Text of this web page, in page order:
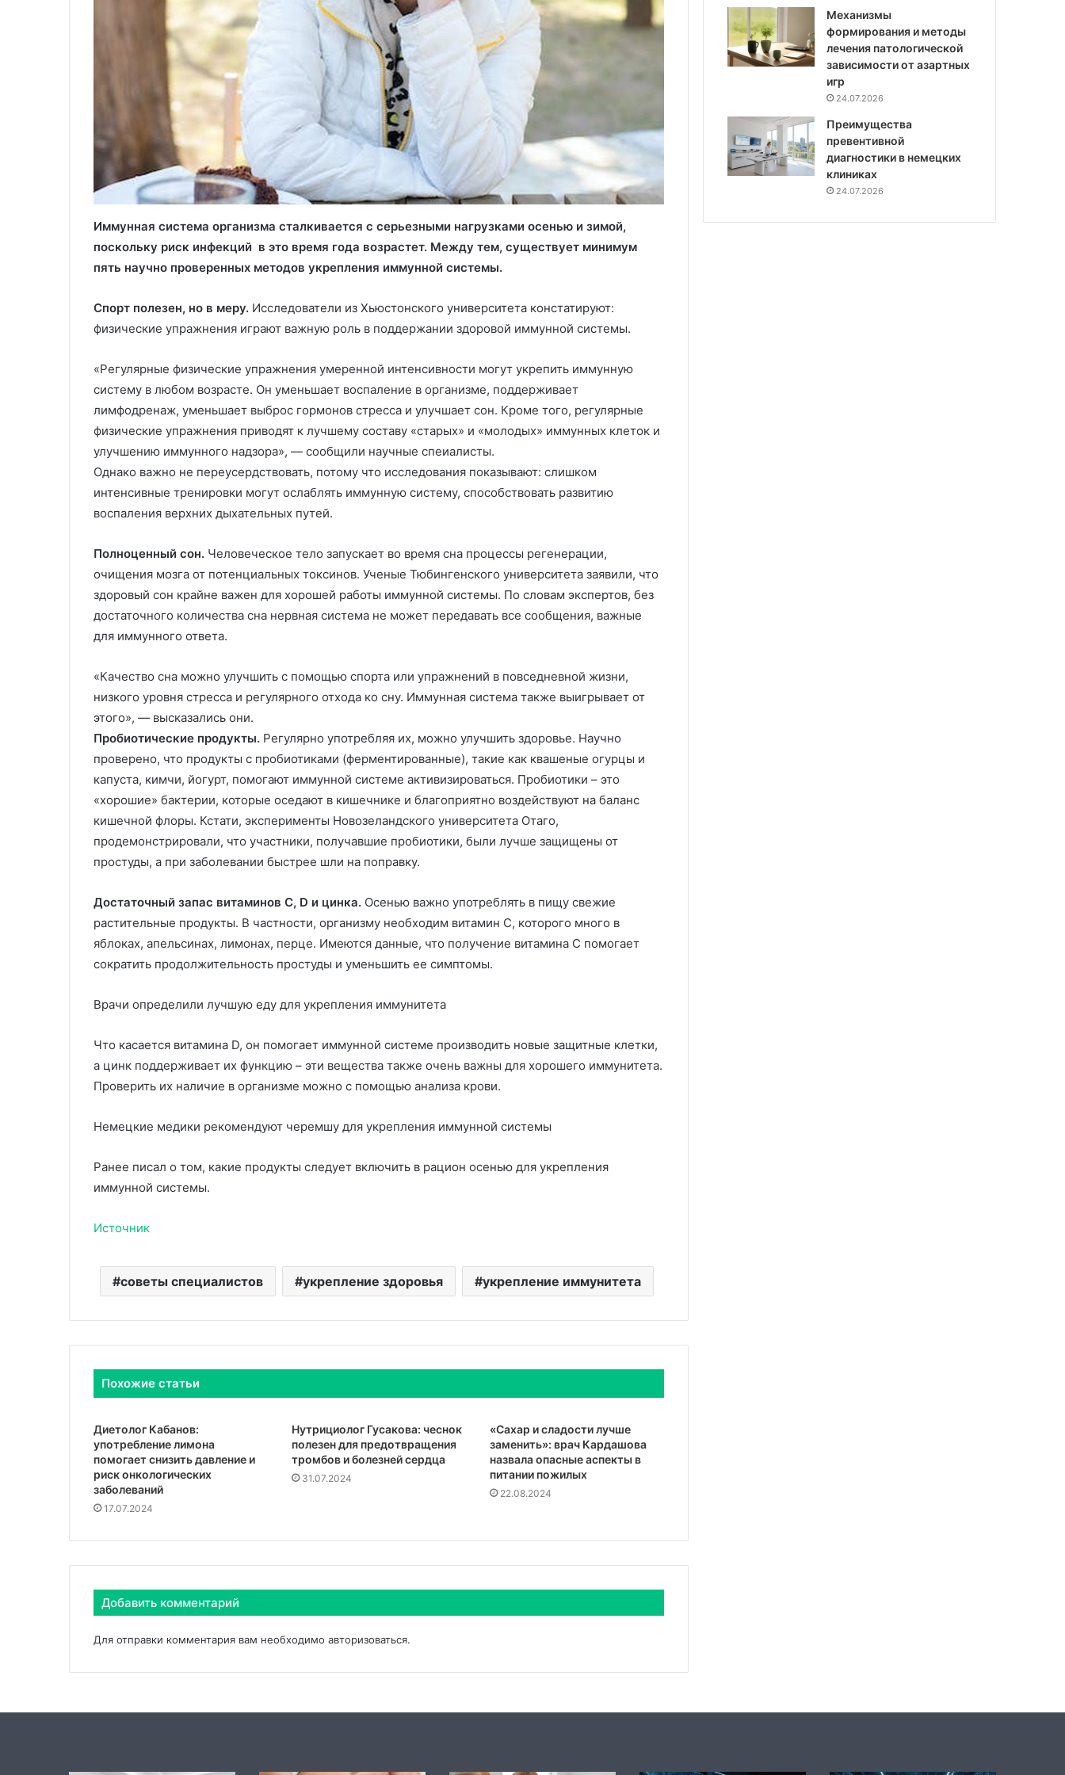
Иммунная система организма сталкивается с серьезными нагрузками осенью и зимой,
поскольку риск инфекций в это время года возрастет. Между тем, существует минимум
пять научно проверенных методов укрепления иммунной системы.
Спорт полезен, но в меру. Исследователи из Хьюстонского университета констатируют:
физические упражнения играют важную роль в поддержании здоровой иммунной системы.
«Регулярные физические упражнения умеренной интенсивности могут укрепить иммунную
систему в любом возрасте. Он уменьшает воспаление в организме, поддерживает
лимфодренаж, уменьшает выброс гормонов стресса и улучшает сон. Кроме того, регулярные
физические упражнения приводят к лучшему составу «старых» и «молодых» иммунных клеток и
улучшению иммунного надзора», — сообщили научные спеиалисты.
Однако важно не переусердствовать, потому что исследования показывают: слишком
интенсивные тренировки могут ослаблять иммунную систему, способствовать развитию
воспаления верхних дыхательных путей.
Полноценный сон. Человеческое тело запускает во время сна процессы регенерации,
очищения мозга от потенциальных токсинов. Ученые Тюбингенского университета заявили, что
здоровый сон крайне важен для хорошей работы иммунной системы. По словам экспертов, без
достаточного количества сна нервная система не может передавать все сообщения, важные
для иммунного ответа.
«Качество сна можно улучшить с помощью спорта или упражнений в повседневной жизни,
низкого уровня стресса и регулярного отхода ко сну. Иммунная система также выигрывает от
этого», — высказались они.
Пробиотические продукты. Регулярно употребляя их, можно улучшить здоровье. Научно
проверено, что продукты с пробиотиками (ферментированные), такие как квашеные огурцы и
капуста, кимчи, йогурт, помогают иммунной системе активизироваться. Пробиотики – это
«хорошие» бактерии, которые оседают в кишечнике и благоприятно воздействуют на баланс
кишечной флоры. Кстати, эксперименты Новозеландского университета Отаго,
продемонстрировали, что участники, получавшие пробиотики, были лучше защищены от
простуды, а при заболевании быстрее шли на поправку.
Достаточный запас витаминов С, D и цинка. Осенью важно употреблять в пищу свежие
растительные продукты. В частности, организму необходим витамин С, которого много в
яблоках, апельсинах, лимонах, перце. Имеются данные, что получение витамина С помогает
сократить продолжительность простуды и уменьшить ее симптомы.
Врачи определили лучшую еду для укрепления иммунитета
Что касается витамина D, он помогает иммунной системе производить новые защитные клетки,
а цинк поддерживает их функцию – эти вещества также очень важны для хорошего иммунитета.
Проверить их наличие в организме можно с помощью анализа крови.
Немецкие медики рекомендуют черемшу для укрепления иммунной системы
Ранее писал о том, какие продукты следует включить в рацион осенью для укрепления
иммунной системы.
Источник
советы специалистов укрепление здоровья укрепление иммунитета
Похожие статьи
Диетолог Кабанов:
употребление лимона
помогает снизить давление и
риск онкологических
заболеваний
17.07.2024
Нутрициолог Гусакова: чеснок
полезен для предотвращения
тромбов и болезней сердца
31.07.2024
«Сахар и сладости лучше
заменить»: врач Кардашова
назвала опасные аспекты в
питании пожилых
22.08.2024
Добавить комментарий
Для отправки комментария вам необходимо авторизоваться.
Механизмы
формирования и методы
лечения патологической
зависимости от азартных
игр
24.07.2026
Преимущества
превентивной
диагностики в немецких
клиниках
24.07.2026